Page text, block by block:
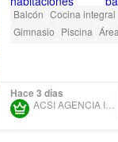
Balcón Cocina integral
Gimnasio Piscina
Hace 3 días
ACSI AGENCIA INMOBILIARIA